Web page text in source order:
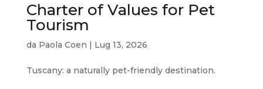
Charter of Values for Pet
Tourism
da Paola Coen Lug 13, 2026
Tuscany: a naturally pet-friendly destination.